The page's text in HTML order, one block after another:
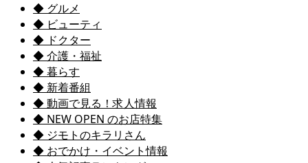
◆ グルメ
◆ ビューティ
◆ ドクター
◆ 介護・福祉
◆ 暮らす
◆ 新着番組
◆ 動画で見る！求人情報
◆ NEW OPEN のお店特集
◆ ジモトのキラリさん
◆ おでかけ・イベント情報